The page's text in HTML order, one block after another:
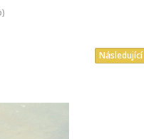
Následující